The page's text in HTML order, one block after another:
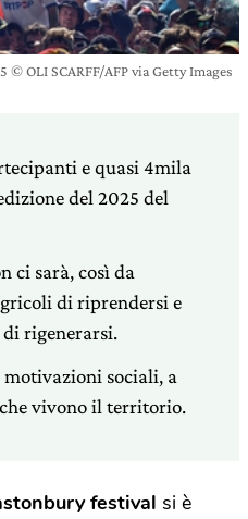
OLI SCARFF/AFP via Getty Images
e quasi 4mila
del 2025 del
ci sarà, così da
di riprendersi e
rigenerarsi.
motivazioni sociali, a
vivono il territorio.
festival si è